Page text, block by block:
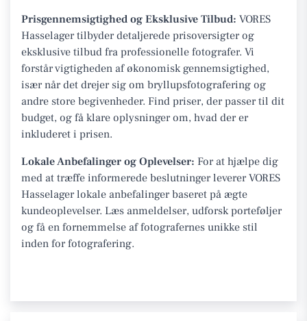
Prisgennemsigtighed og Eksklusive Tilbud: VORES
Hasselager tilbyder detaljerede prisoversigter og
eksklusive tilbud fra professionelle fotografer. Vi
forstår vigtigheden af økonomisk gennemsigtighed,
især når det drejer sig om bryllupsfotografering og
andre store begivenheder. Find priser, der passer til dit
budget, og få klare oplysninger om, hvad der er
inkluderet i prisen.
Lokale Anbefalinger og Oplevelser: For at hjælpe dig
med at træffe informerede beslutninger leverer VORES
Hasselager lokale anbefalinger baseret på ægte
kundeoplevelser. Læs anmeldelser, udforsk porteføljer
og få en fornemmelse af fotografernes unikke stil
inden for fotografering.